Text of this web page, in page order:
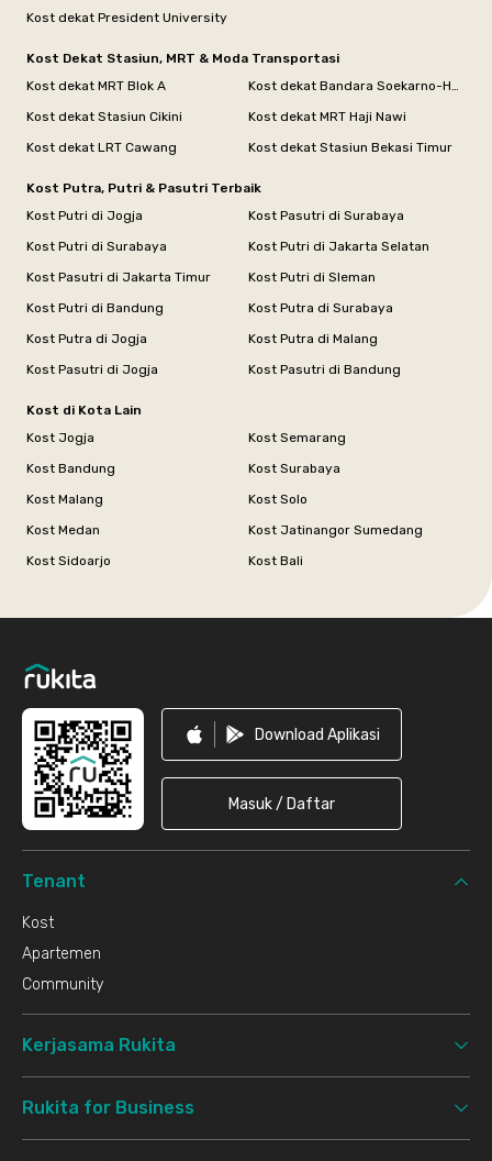
Kost dekat President University
Kost Dekat Stasiun, MRT & Moda Transportasi
Kost dekat MRT Blok A
Kost dekat Bandara Soekarno-Hatta
Kost dekat Stasiun Cikini
Kost dekat MRT Haji Nawi
Kost dekat LRT Cawang
Kost dekat Stasiun Bekasi Timur
Kost Putra, Putri & Pasutri Terbaik
Kost Putri di Jogja
Kost Pasutri di Surabaya
Kost Putri di Surabaya
Kost Putri di Jakarta Selatan
Kost Pasutri di Jakarta Timur
Kost Putri di Sleman
Kost Putri di Bandung
Kost Putra di Surabaya
Kost Putra di Jogja
Kost Putra di Malang
Kost Pasutri di Jogja
Kost Pasutri di Bandung
Kost di Kota Lain
Kost Jogja
Kost Semarang
Kost Bandung
Kost Surabaya
Kost Malang
Kost Solo
Kost Medan
Kost Jatinangor Sumedang
Kost Sidoarjo
Kost Bali
Download Aplikasi
Masuk / Daftar
Tenant
Kost
Apartemen
Community
Kerjasama Rukita
Rukita for Business